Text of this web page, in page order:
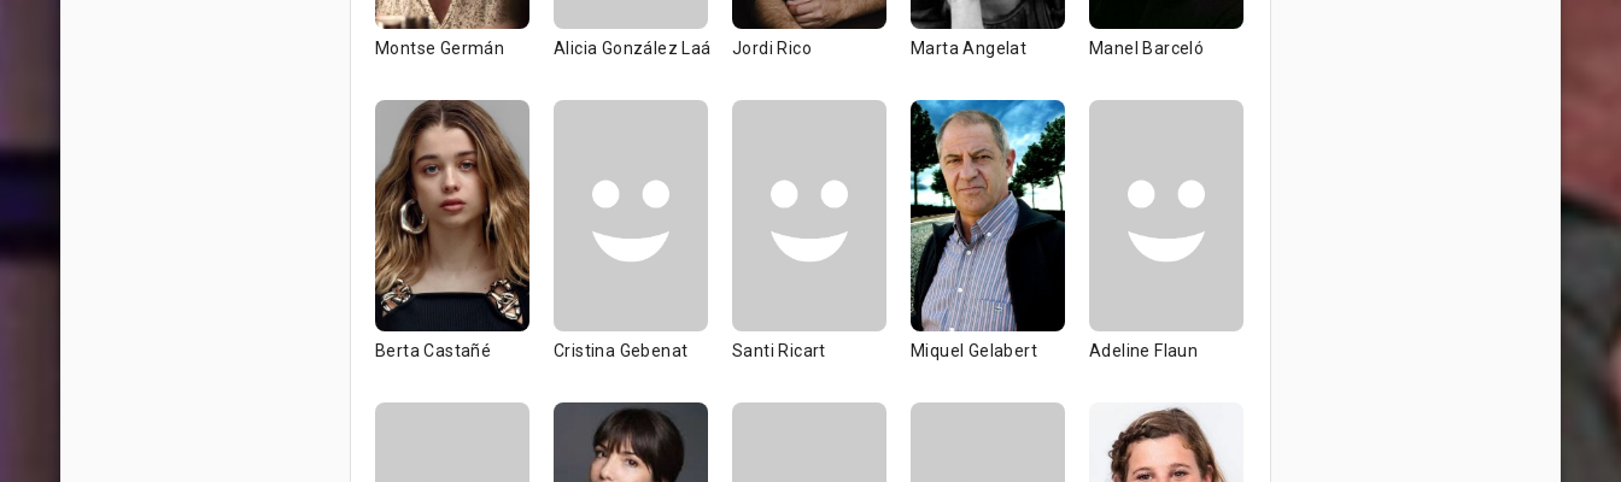
Montse Germán Alicia González Laá Jordi Rico Marta Angelat Manel Barceló
Berta Castañé Cristina Gebenat Santi Ricart Miquel Gelabert Adeline Flaun